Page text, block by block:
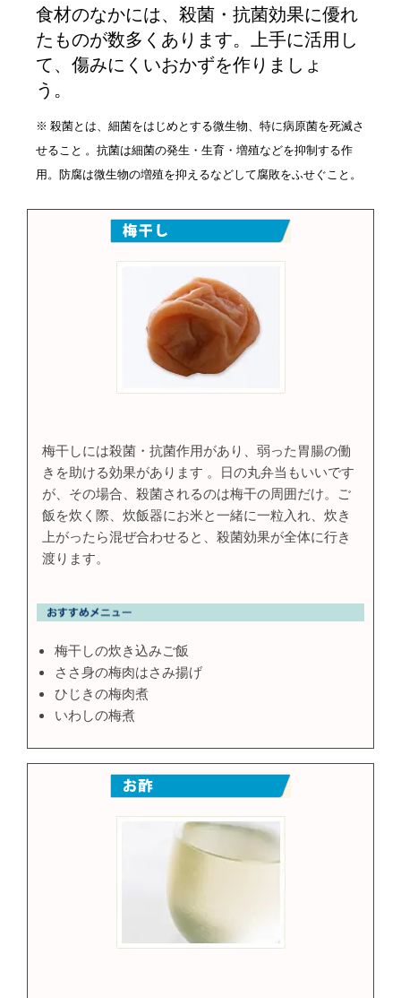
食材のなかには、殺菌・抗菌効果に優れ
たものが数多くあります。上手に活用し
て、傷みにくいおかずを作りましょ
う。
※ 殺菌とは、細菌をはじめとする微生物、特に病原菌を死滅さ
せること 。抗菌は細菌の発生・生育・増殖などを抑制する作
用。 防腐は微生物の増殖を抑えるなどして腐敗をふせぐこと。
梅干しには殺菌・抗菌作用があり、弱った胃腸の働
きを助ける効果があります 。日の丸弁当もいいです
が、その場合、殺菌されるのは梅干の周囲だけ。ご
飯を炊く際、炊飯器にお米と一緒に一粒入れ、炊き
上がったら混ぜ合わせると、殺菌効果が全体に行き
渡ります。
梅干しの炊き込みご飯
ささ身の梅肉はさみ揚げ
ひじきの梅肉煮
いわしの梅煮